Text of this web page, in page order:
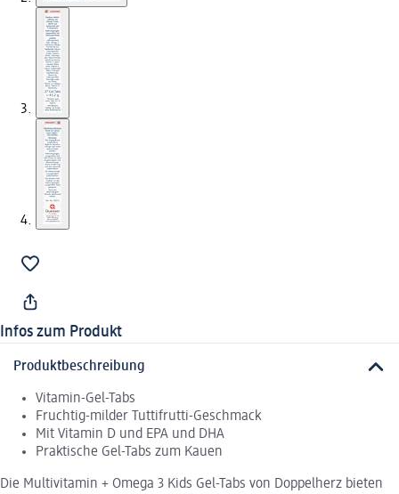
Infos zum Produkt
Produktbeschreibung
Vitamin-Gel-Tabs
Fruchtig-milder Tuttifrutti-Geschmack
Mit Vitamin D und EPA und DHA
Praktische Gel-Tabs zum Kauen
Die Multivitamin + Omega 3 Kids Gel-Tabs von Doppelherz bieten